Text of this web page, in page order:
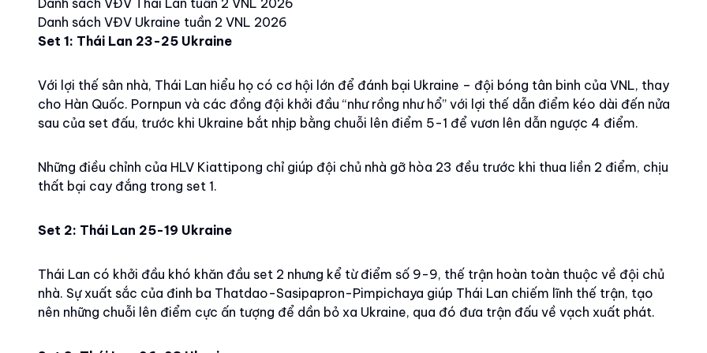
Danh sách VĐV Thái Lan tuần 2 VNL 2026
Danh sách VĐV Ukraine tuần 2 VNL 2026
Set 1: Thái Lan 23-25 Ukraine
Với lợi thế sân nhà, Thái Lan hiểu họ có cơ hội lớn để đánh bại Ukraine – đội bóng tân binh của VNL, thay
cho Hàn Quốc. Pornpun và các đồng đội khởi đầu “như rồng như hổ” với lợi thế dẫn điểm kéo dài đến nửa
sau của set đấu, trước khi Ukraine bắt nhịp bằng chuỗi lên điểm 5-1 để vươn lên dẫn ngược 4 điểm.
Những điều chỉnh của HLV Kiattipong chỉ giúp đội chủ nhà gỡ hòa 23 đều trước khi thua liền 2 điểm, chịu
thất bại cay đắng trong set 1.
Set 2: Thái Lan 25-19 Ukraine
Thái Lan có khởi đầu khó khăn đầu set 2 nhưng kể từ điểm số 9-9, thế trận hoàn toàn thuộc về đội chủ
nhà. Sự xuất sắc của đinh ba Thatdao-Sasipapron-Pimpichaya giúp Thái Lan chiếm lĩnh thế trận, tạo
nên những chuỗi lên điểm cực ấn tượng để dần bỏ xa Ukraine, qua đó đưa trận đấu về vạch xuất phát.